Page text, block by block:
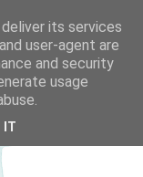
its services
user-agent are
and security
usage
IT